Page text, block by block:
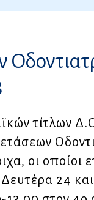
τίτλων
οι οποίοι
24 και